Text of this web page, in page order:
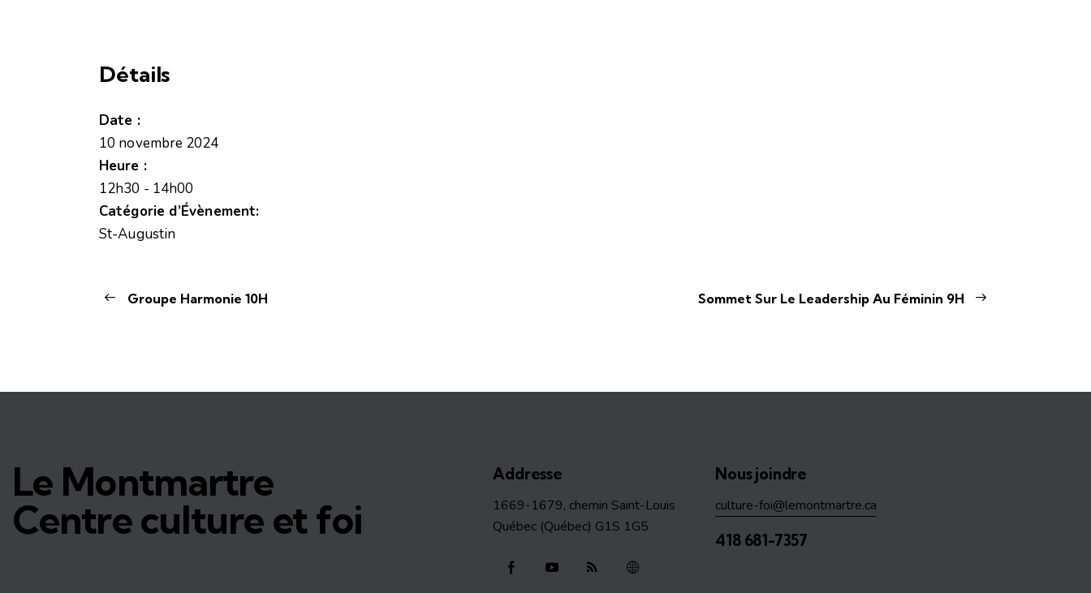
Détails
Date :
10 novembre 2024
Heure :
12h30 - 14h00
Catégorie d’Évènement:
St-Augustin
Groupe Harmonie 10H Sommet Sur Le Leadership Au Féminin 9H
Le Montmartre
Centre culture et foi
Addresse
1669-1679, chemin Saint-Louis
Québec (Québec) G1S 1G5
Nous joindre
culture-foi@lemontmartre.ca
418 681-7357